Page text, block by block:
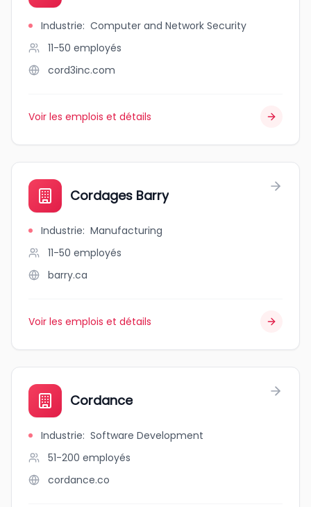
Industrie: Computer and Network Security
11-50 employés
cord3inc.com
Voir les emplois et détails
Cordages Barry
Industrie: Manufacturing
11-50 employés
barry.ca
Voir les emplois et détails
Cordance
Industrie: Software Development
51-200 employés
cordance.co